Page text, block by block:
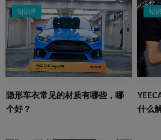
知识库
隐形车衣常见的材质有哪些，哪
个好？
知
什么